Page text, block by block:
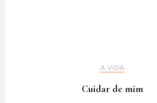
A VIDA
Cuidar de mim